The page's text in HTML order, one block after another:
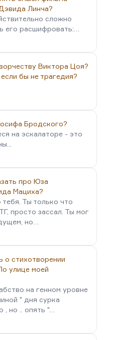
Линча?
сложно
его расшифровать:…
Виктора Цоя?
бы не трагедия?
Бродского?
на эскалаторе - это
про Юза
Мациха?
Ты только что
просто зассал. Ты мог
но…
о стихотворении
улице моей
на генном уровне
" дня сурка
но .. опять "…